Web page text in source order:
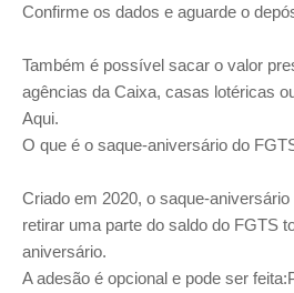
Confirme os dados e aguarde o
Também é possível sacar o valor
agências da Caixa, casas lotéricas
Aqui.
O que é o saque-aniversário do
Criado em 2020, o saque-
retirar uma parte do saldo do FGTS
aniversário.
A adesão é opcional e pode ser